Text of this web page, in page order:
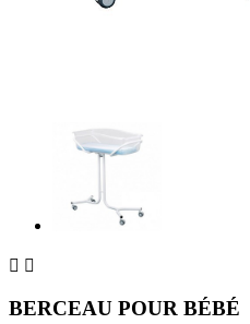
 
BERCEAU POUR BÉBÉ